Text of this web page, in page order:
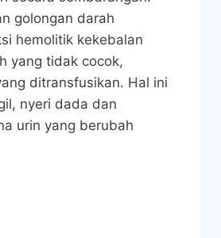
golongan darah
hemolitik kekebalan
yang tidak cocok,
ditransfusikan. Hal ini
nyeri dada dan
urin yang berubah